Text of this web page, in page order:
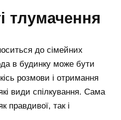
тлумачення
до сімейних
в будинку може бути
розмови і отримання
види спілкування. Сама
правдивої, так і